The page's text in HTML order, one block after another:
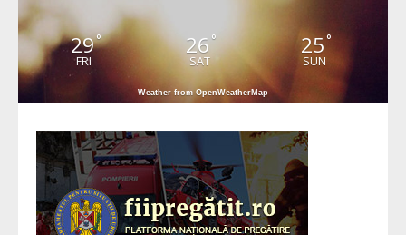
29°
FRI
26°
SAT
25°
SUN
Weather from OpenWeatherMap